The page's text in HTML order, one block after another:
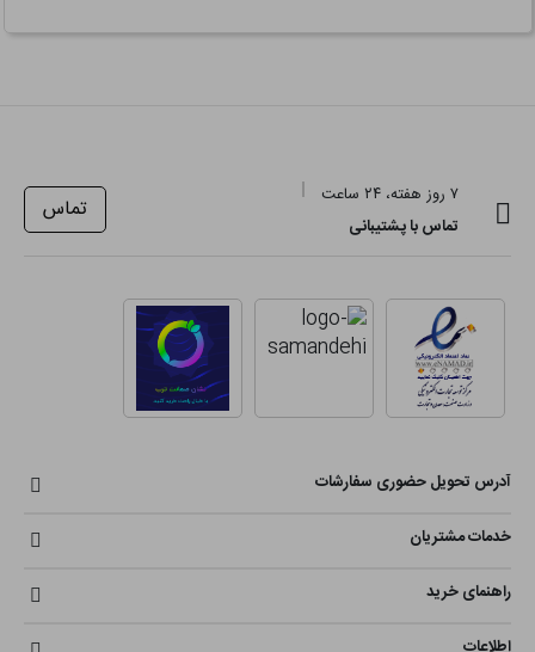
۷ روز هفته، ۲۴ ساعت
تماس با پشتیبانی
تماس
آدرس تحویل حضوری سفارشات
خدمات مشتریان
راهنمای خرید
اطلاعات